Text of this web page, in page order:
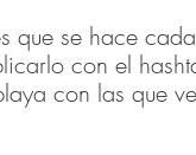
que se hace
con el
con las que